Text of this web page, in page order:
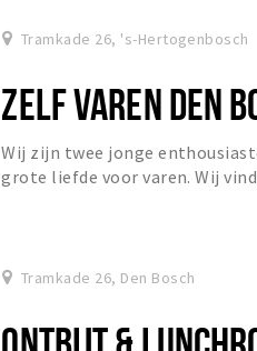
Tramkade 26, 's-Hertogenbosch
ZELF VAREN DEN
Wij zijn twee jonge
grote liefde voor varen. Wij
Tramkade 26, Den Bosch